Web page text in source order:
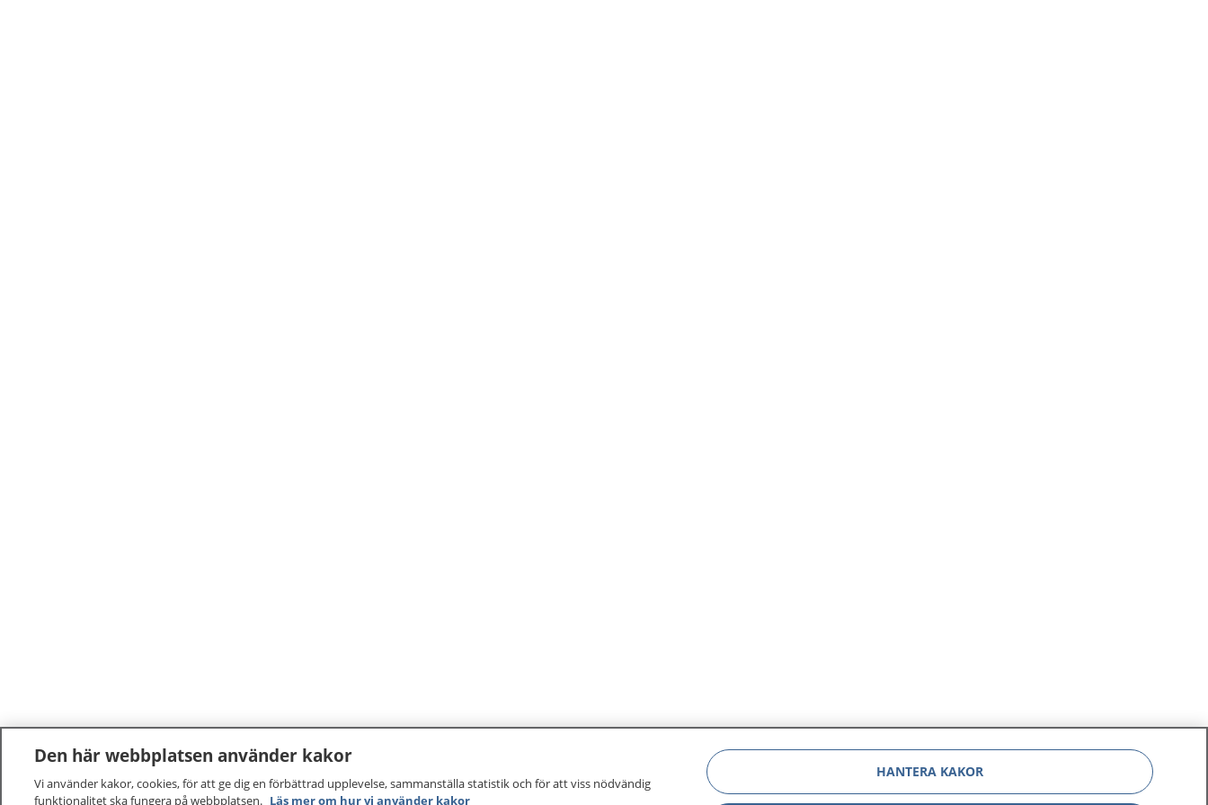
Den här webbplatsen använder kakor
Vi använder kakor, cookies, för att ge dig en förbättrad upplevelse, sammanställa statistik och för att viss nödvändig
funktionalitet ska fungera på webbplatsen. Läs mer om hur vi använder kakor
HANTERA KAKOR